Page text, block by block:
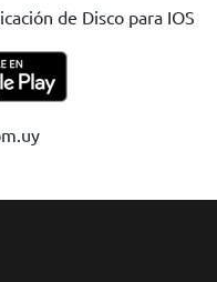
de Disco para IOS